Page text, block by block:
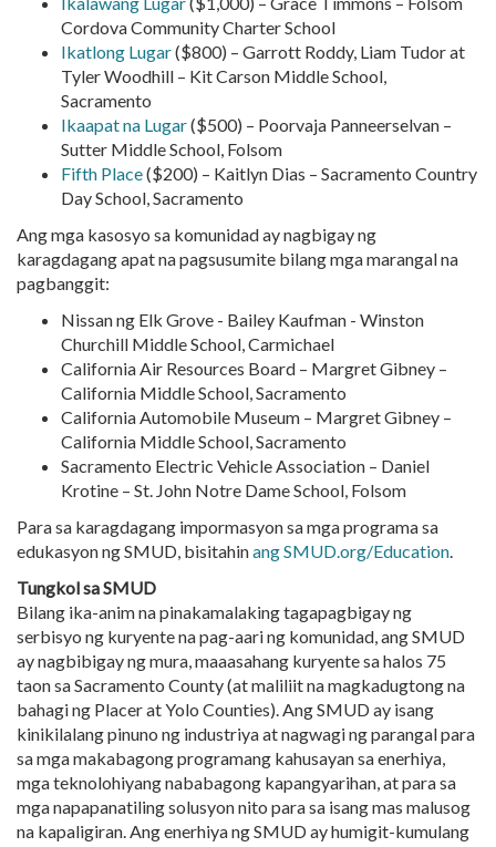
Cordova Community Charter School
Ikatlong Lugar($800) – Garrott Roddy, Liam Tudor at
Tyler Woodhill – Kit Carson Middle School,
Sacramento
Ikaapat na Lugar($500) – Poorvaja Panneerselvan –
Sutter Middle School, Folsom
Fifth Place($200) – Kaitlyn Dias – Sacramento Country
Day School, Sacramento
Ang mga kasosyo sa komunidad ay nagbigay ng
karagdagang apat na pagsusumite bilang mga marangal na
pagbanggit:
Nissan ng Elk Grove - Bailey Kaufman - Winston
Churchill Middle School, Carmichael
California Air Resources Board – Margret Gibney –
California Middle School, Sacramento
California Automobile Museum – Margret Gibney –
California Middle School, Sacramento
Sacramento Electric Vehicle Association – Daniel
Krotine – St. John Notre Dame School, Folsom
Para sa karagdagang impormasyon sa mga programa sa
edukasyon ng SMUD, bisitahinang SMUD.org/Education.
Tungkol sa SMUD
Bilang ika-anim na pinakamalaking tagapagbigay ng
serbisyo ng kuryente na pag-aari ng komunidad, ang SMUD
ay nagbibigay ng mura, maaasahang kuryente sa halos 75
taon sa Sacramento County (at maliliit na magkadugtong na
bahagi ng Placer at Yolo Counties). Ang SMUD ay isang
kinikilalang pinuno ng industriya at nagwagi ng parangal para
sa mga makabagong programang kahusayan sa enerhiya,
mga teknolohiyang nababagong kapangyarihan, at para sa
mga napapanatiling solusyon nito para sa isang mas malusog
na kapaligiran. Ang enerhiya ng SMUD ay humigit-kumulang